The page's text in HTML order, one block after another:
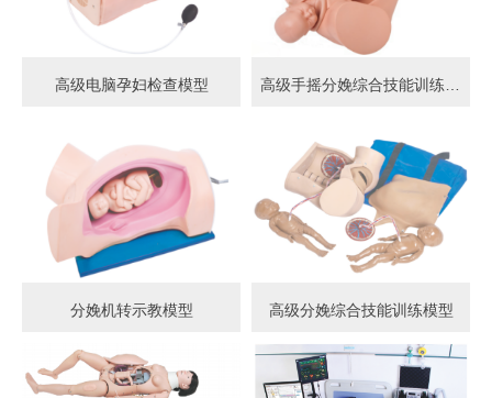
高级电脑孕妇检查模型 高级手摇分娩综合技能训练模型
分娩机转示教模型 高级分娩综合技能训练模型